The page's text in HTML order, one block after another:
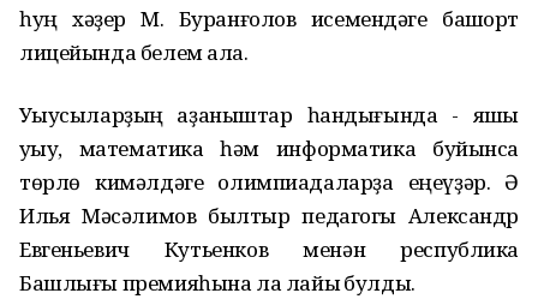
һуң хәҙер М. Буранғолов исемендәге башҡорт
лицейында белем ала.
Уҡыусыларҙың ҡаҙаныштар һандығында - яҡшы
уҡыу, математика һәм информатика буйынса
төрлө кимәлдәге олимпиадаларҙа еңеүҙәр. Ә
Илья Мәсәлимов былтыр педагогы Александр
Евгеньевич Кутьенков менән республика
Башлығы премияһына ла лайыҡ булды.